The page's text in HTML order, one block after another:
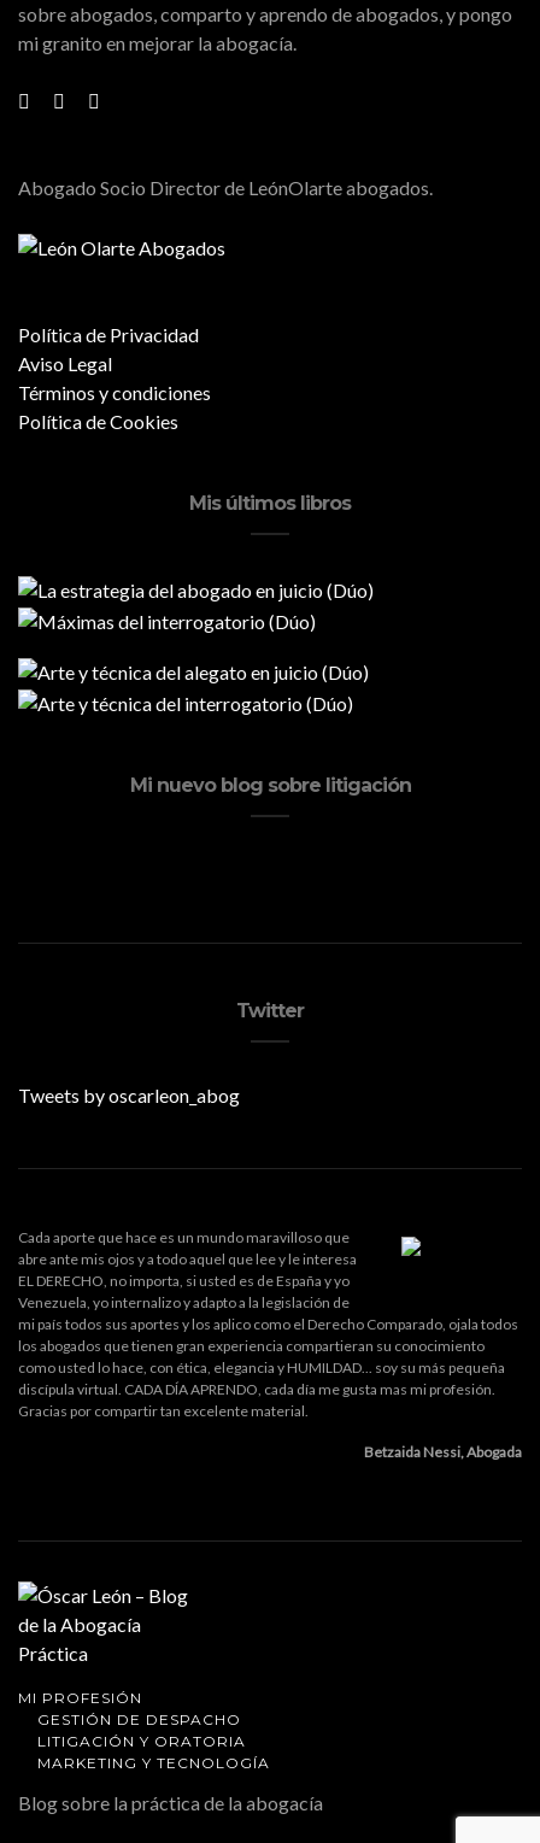
sobre abogados, comparto y aprendo de abogados, y pongo
mi granito en mejorar la abogacía.
Abogado Socio Director de LeónOlarte abogados.
Política de Privacidad
Aviso Legal
Términos y condiciones
Política de Cookies
Mis últimos libros
Mi nuevo blog sobre litigación
Twitter
Tweets by oscarleon_abog
Cada aporte que hace es un mundo maravilloso que
abre ante mis ojos y a todo aquel que lee y le interesa
EL DERECHO, no importa, si usted es de España y yo
Venezuela, yo internalizo y adapto a la legislación de
mi país todos sus aportes y los aplico como el Derecho Comparado, ojala todos
los abogados que tienen gran experiencia compartieran su conocimiento
como usted lo hace, con ética, elegancia y HUMILDAD... soy su más pequeña
discípula virtual. CADA DÍA APRENDO, cada día me gusta mas mi profesión.
Gracias por compartir tan excelente material.
Betzaida Nessi, Abogada
MI PROFESIÓN
GESTIÓN DE DESPACHO
LITIGACIÓN Y ORATORIA
MARKETING Y TECNOLOGÍA
Blog sobre la práctica de la abogacía